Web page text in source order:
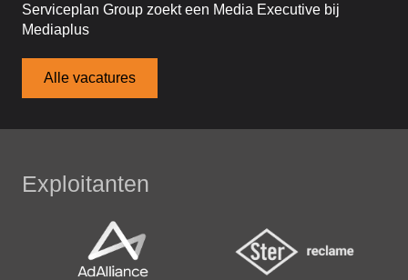
Serviceplan Group zoekt een Media Executive bij
Mediaplus
Alle vacatures
Exploitanten